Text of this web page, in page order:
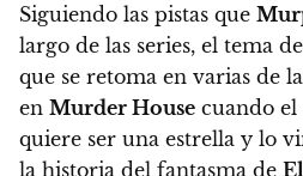
Siguiendo las pistas que
largo de las series, el tema de
que se retoma en varias de
en Murder House cuando el
quiere ser una estrella y lo
la historia del fantasma de